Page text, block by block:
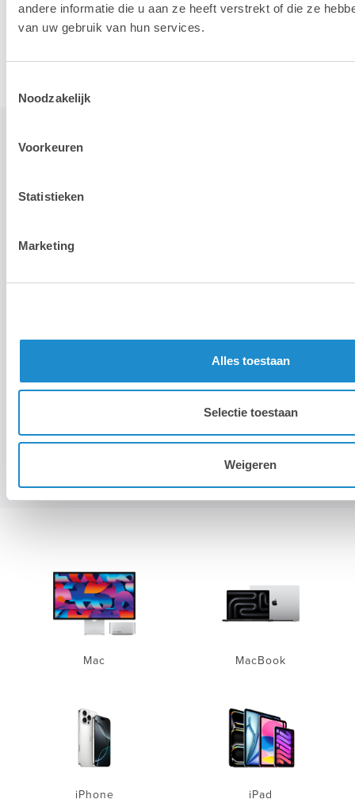
andere informatie die u aan ze heeft verstrekt of die ze
van uw gebruik van hun services.
Noodzakelijk
Voorkeuren
Statistieken
Marketing
Alles toestaan
Selectie toestaan
Weigeren
Onze eindscore
Mac MacBook
iPhone iPad